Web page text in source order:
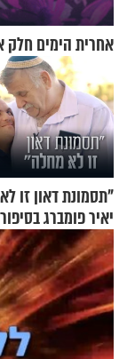
אחרית הימים חלק
"תסמונת דאון זו
יאיר פומברג
מעורר השראה